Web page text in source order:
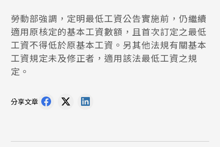
勞動部強調，定明最低工資公告實施前，仍繼續
適用原核定的基本工資數額，且首次訂定之最低
工資不得低於原基本工資。另其他法規有關基本
工資規定未及修正者，適用該法最低工資之規
定。
分享文章